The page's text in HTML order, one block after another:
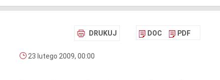
DRUKUJ DOC PDF
23 lutego 2009, 00:00